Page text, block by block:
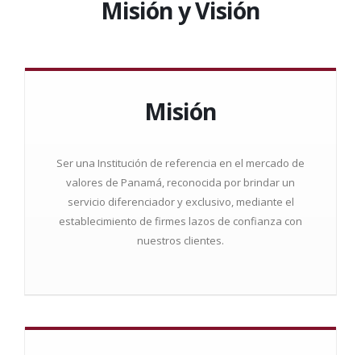
Misión y Visión
Misión
Ser una Institución de referencia en el mercado de
valores de Panamá, reconocida por brindar un
servicio diferenciador y exclusivo, mediante el
establecimiento de firmes lazos de confianza con
nuestros clientes.